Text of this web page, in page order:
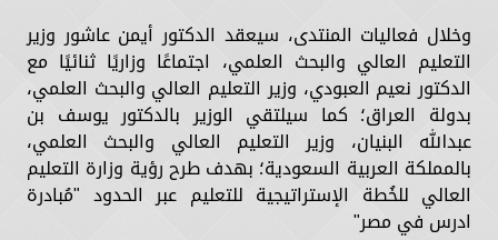
وخلال فعاليات المنتدى، سيعقد الدكتور أيمن عاشور وزير
التعليم العالي والبحث العلمي، اجتماعًا وزاريًا ثنائيًا مع
الدكتور نعيم العبودي، وزير التعليم العالي والبحث العلمي،
بدولة العراق؛ كما سيلتقي الوزير بالدكتور يوسف بن
عبدالله البنيان، وزير التعليم العالي والبحث العلمي،
بالمملكة العربية السعودية؛ بهدف طرح رؤية وزارة التعليم
العالي للخُطة الإستراتيجية للتعليم عبر الحدود "مُبادرة
ادرس في مصر"